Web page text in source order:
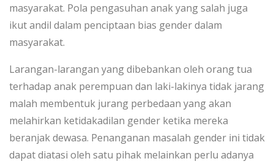
masyarakat. Pola pengasuhan anak yang salah juga
ikut andil dalam penciptaan bias gender dalam
masyarakat.
Larangan-larangan yang dibebankan oleh orang tua
terhadap anak perempuan dan laki-lakinya tidak jarang
malah membentuk jurang perbedaan yang akan
melahirkan ketidakadilan gender ketika mereka
beranjak dewasa. Penanganan masalah gender ini tidak
dapat diatasi oleh satu pihak melainkan perlu adanya